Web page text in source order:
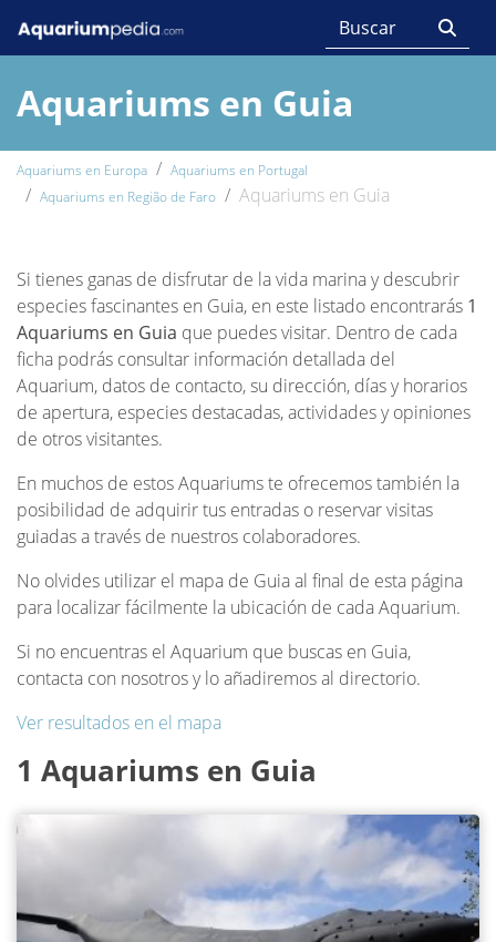
Aquariums en Guia
Aquariums en Europa
Aquariums en Portugal
Aquariums en Região de Faro
Aquariums en Guia
Si tienes ganas de disfrutar de la vida marina y descubrir
especies fascinantes en Guia, en este listado encontrarás 1
Aquariums en Guia que puedes visitar. Dentro de cada
ficha podrás consultar información detallada del
Aquarium, datos de contacto, su dirección, días y horarios
de apertura, especies destacadas, actividades y opiniones
de otros visitantes.
En muchos de estos Aquariums te ofrecemos también la
posibilidad de adquirir tus entradas o reservar visitas
guiadas a través de nuestros colaboradores.
No olvides utilizar el mapa de Guia al final de esta página
para localizar fácilmente la ubicación de cada Aquarium.
Si no encuentras el Aquarium que buscas en Guia,
contacta con nosotros y lo añadiremos al directorio.
Ver resultados en el mapa
1 Aquariums en Guia